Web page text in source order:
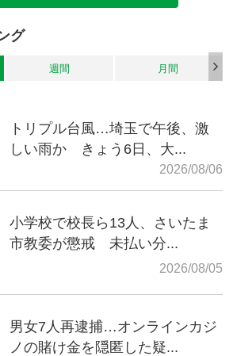
グ
週間 月間
トリプル台風…埼玉で午後、激
しい雨か きょう6日、大...
2026/08/06
小学校で校長ら13人、さいたま
市教委が懲戒 未払い分...
2026/08/05
男女7人再逮捕…オンラインカジ
ノの賭け金を隠匿した疑...